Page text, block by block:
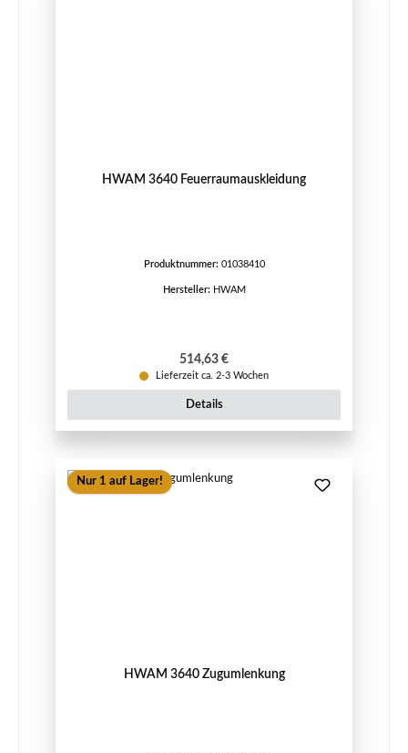
HWAM 3640 Feuerraumauskleidung
Produktnummer: 01038410
Hersteller: HWAM
Regulärer Preis:
514,63 €
Lieferzeit ca. 2-3 Wochen
Details
Nur 1 auf Lager!
HWAM 3640 Zugumlenkung